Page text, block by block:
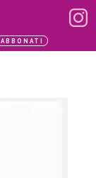
ABBONATI